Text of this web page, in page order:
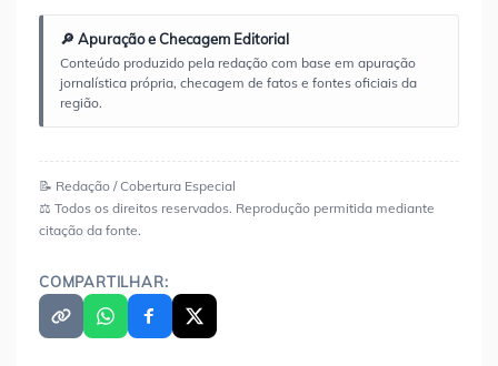
🔎 Apuração e Checagem Editorial
Conteúdo produzido pela redação com base em apuração
jornalística própria, checagem de fatos e fontes oficiais da
região.
📝 Redação / Cobertura Especial
⚖️ Todos os direitos reservados. Reprodução permitida mediante
citação da fonte.
COMPARTILHAR: